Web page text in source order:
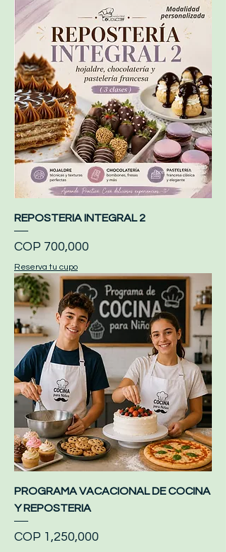
REPOSTERIA INTEGRAL 2
Price
COP 700,000
Reserva tu cupo
PROGRAMA VACACIONAL DE COCINA
Y REPOSTERIA
Price
COP 1,250,000